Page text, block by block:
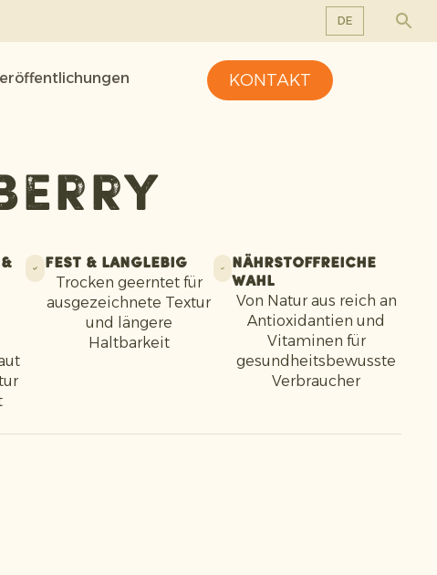
DE
KONTAKT
Fest & Langlebig
Trocken geerntet für
ausgezeichnete Textur
und längere
Haltbarkeit
Nährstoffreiche
Wahl
Von Natur aus reich an
Antioxidantien und
Vitaminen für
gesundheitsbewusste
Verbraucher